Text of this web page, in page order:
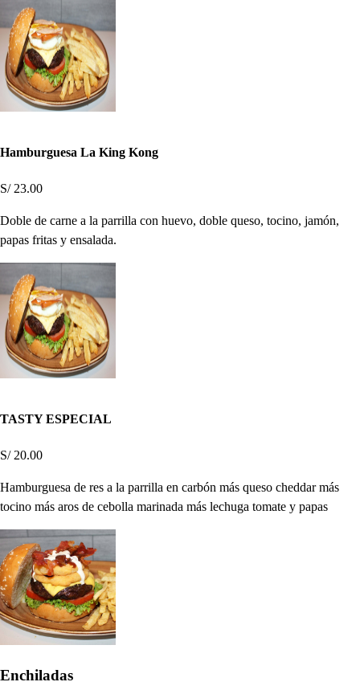
Hamburguesa La King Kong
S/ 23.00
Doble de carne a la parrilla con huevo, doble queso, tocino, jamón,
papas fritas y ensalada.
TASTY ESPECIAL
S/ 20.00
Hamburguesa de res a la parrilla en carbón más queso cheddar más
tocino más aros de cebolla marinada más lechuga tomate y papas
Enchiladas